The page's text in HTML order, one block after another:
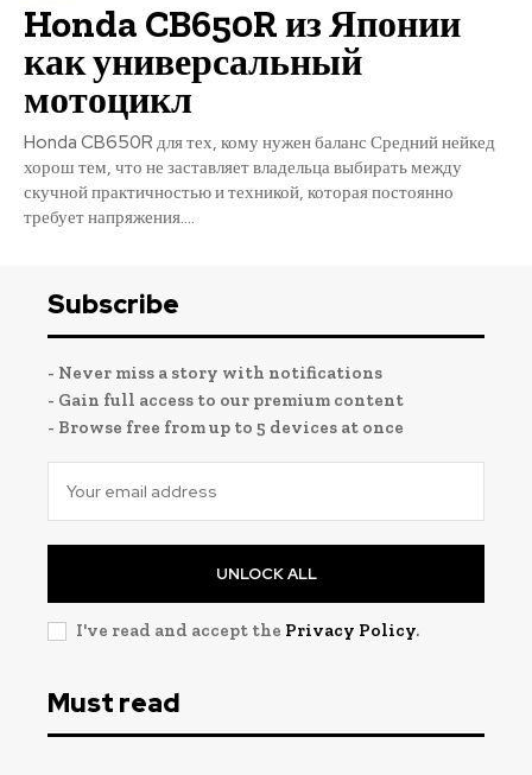
Honda CB650R из Японии
как универсальный
мотоцикл
Honda CB650R для тех, кому нужен баланс Средний нейкед
хорош тем, что не заставляет владельца выбирать между
скучной практичностью и техникой, которая постоянно
требует напряжения....
Subscribe
- Never miss a story with notifications
- Gain full access to our premium content
- Browse free from up to 5 devices at once
UNLOCK ALL
I've read and accept the Privacy Policy.
Must read